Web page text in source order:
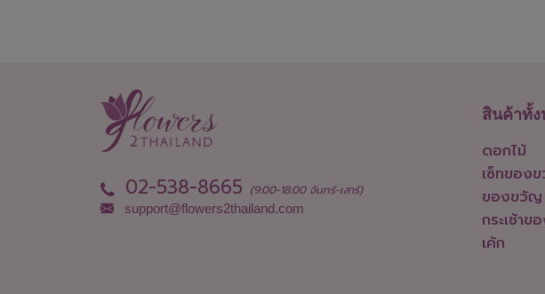
02-538-8665 (9:00-18:00 จันทร์-เสาร์)
support@flowers2thailand.com
สินค้าทั้
ดอกไม้
เซ็ทของ
ของขวัญ
กระเช้า
เค้ก